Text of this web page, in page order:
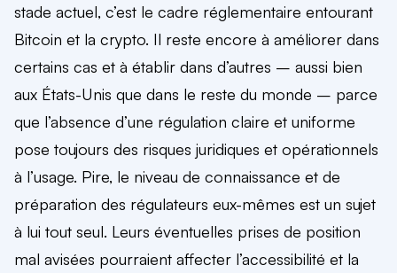
stade actuel, c’est le cadre réglementaire entourant
Bitcoin et la crypto. Il reste encore à améliorer dans
certains cas et à établir dans d’autres – aussi bien
aux États-Unis que dans le reste du monde – parce
que l’absence d’une régulation claire et uniforme
pose toujours des risques juridiques et opérationnels
à l’usage. Pire, le niveau de connaissance et de
préparation des régulateurs eux-mêmes est un sujet
à lui tout seul. Leurs éventuelles prises de position
mal avisées pourraient affecter l’accessibilité et la